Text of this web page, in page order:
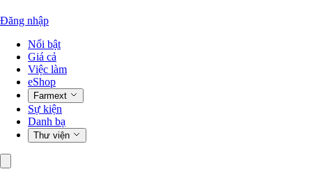
Đăng nhập
Nổi bật
Giá cả
Việc làm
eShop
Farmext
Sự kiện
Danh bạ
Thư viện